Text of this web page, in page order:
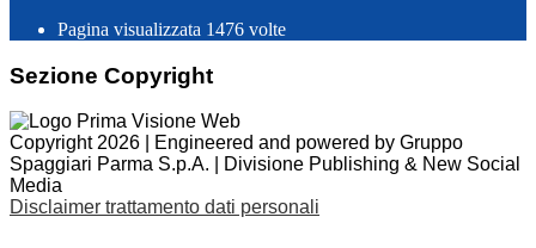
Pagina visualizzata 1476 volte
Sezione Copyright
Copyright 2026 | Engineered and powered by Gruppo
Spaggiari Parma S.p.A. | Divisione Publishing & New Social
Media
Disclaimer trattamento dati personali